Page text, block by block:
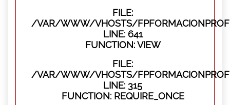
FILE:
/VAR/WWW/VHOSTS/
LINE: 641
FUNCTION: VIEW
FILE:
/VAR/WWW/VHOSTS/
LINE: 315
FUNCTION: REQUIRE_ONCE